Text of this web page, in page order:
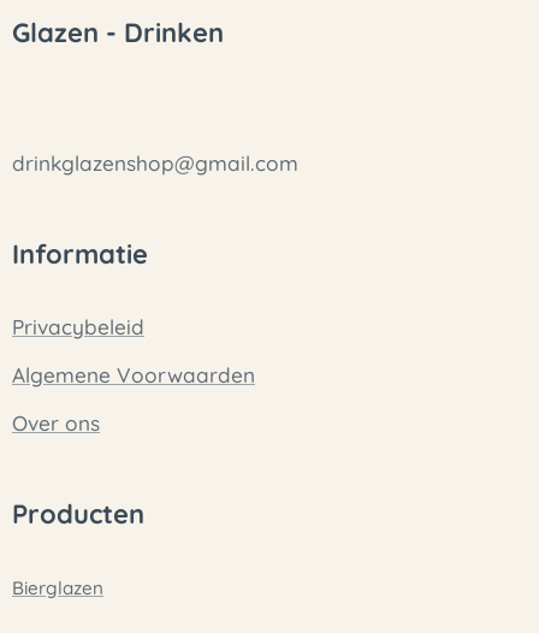
Glazen - Drinken
drinkglazenshop@gmail.com
Informatie
Privacybeleid
Algemene Voorwaarden
Over ons
Producten
Bierglazen